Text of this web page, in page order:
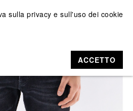
sulla privacy e sull'uso dei cookie
ACCETTO